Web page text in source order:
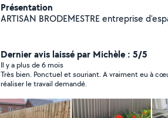
Présentation
ARTISAN BRODEMESTRE entreprise
Dernier avis laissé par Michèle : 5/5
Il y a plus de 6 mois
Très bien. Ponctuel et souriant. A vraiment eu à
réaliser le travail demandé.